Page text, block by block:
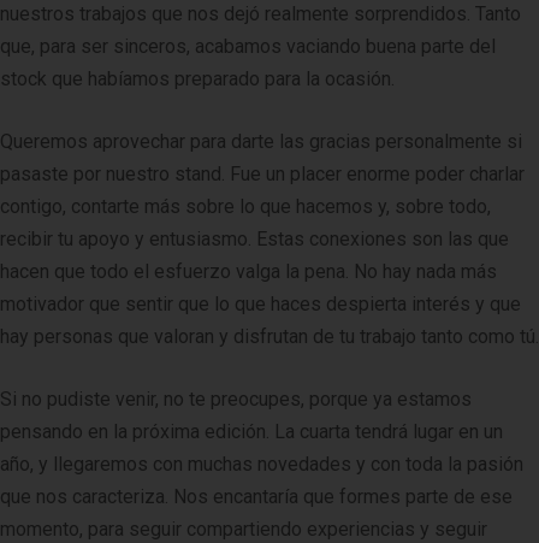
nuestros trabajos que nos dejó realmente sorprendidos. Tanto
que, para ser sinceros, acabamos vaciando buena parte del
stock que habíamos preparado para la ocasión.
Queremos aprovechar para darte las gracias personalmente si
pasaste por nuestro stand. Fue un placer enorme poder charlar
contigo, contarte más sobre lo que hacemos y, sobre todo,
recibir tu apoyo y entusiasmo. Estas conexiones son las que
hacen que todo el esfuerzo valga la pena. No hay nada más
motivador que sentir que lo que haces despierta interés y que
hay personas que valoran y disfrutan de tu trabajo tanto como tú.
Si no pudiste venir, no te preocupes, porque ya estamos
pensando en la próxima edición. La cuarta tendrá lugar en un
año, y llegaremos con muchas novedades y con toda la pasión
que nos caracteriza. Nos encantaría que formes parte de ese
momento, para seguir compartiendo experiencias y seguir